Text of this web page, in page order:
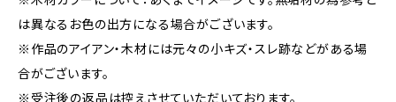
は異なるお色の出方になる場合がございます。
※作品のアイアン・木材には元々の小キズ・スレ跡などがある場
合がございます。
※受注後の返品は控えさせていただいております。